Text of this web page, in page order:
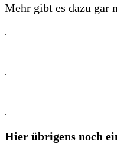
Mehr gibt es dazu gar
.
.
.
Hier übrigens noch